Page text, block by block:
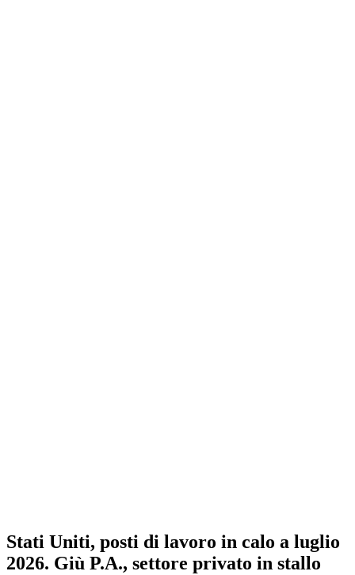
Stati Uniti, posti di lavoro in calo a luglio
2026. Giù P.A., settore privato in stallo